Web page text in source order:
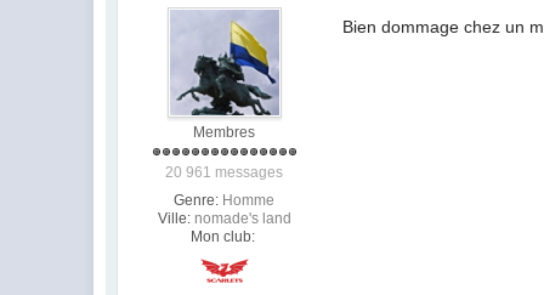
Membres
20 961 messages
Genre: Homme
Ville: nomade's land
Mon club:
Bien dommage chez un